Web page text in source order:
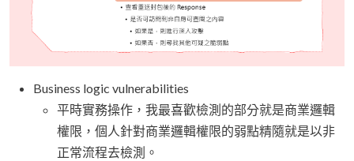
Business logic vulnerabilities
平時實務操作，我最喜歡檢測的部分就是商業邏輯
權限，個人針對商業邏輯權限的弱點精隨就是以非
正常流程去檢測。